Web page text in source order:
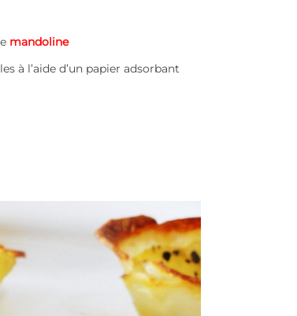
mandoline
à l’aide d’un papier adsorbant